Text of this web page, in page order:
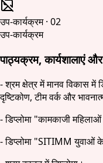
उप-कार्यक्रम· 02
उप-कार्यक्रम
पाठ्यक्रम, कार्यशालाएं और
- श्रम क्षेत्र में मानव विकास में
दृष्टिकोण, टीम वर्क और
- डिप्लोमा "कामकाजी
- डिप्लोमा "SITIMM युवाओं